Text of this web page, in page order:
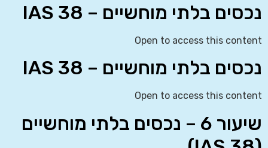
נכסים בלתי מוחשיים – IAS 38
Open to access this content
נכסים בלתי מוחשיים – IAS 38
Open to access this content
שיעור 6 – נכסים בלתי מוחשיים